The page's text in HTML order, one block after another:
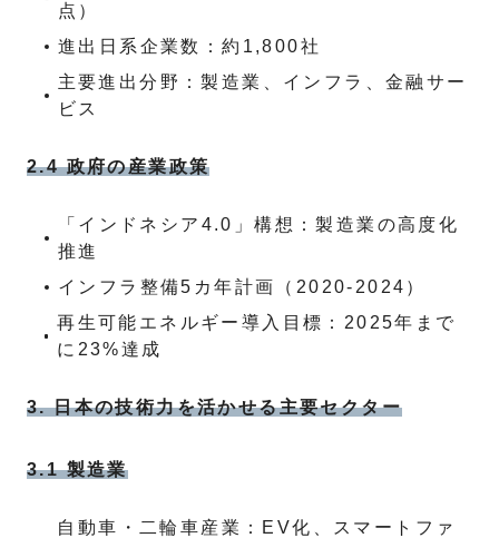
点）
進出日系企業数：約1,800社
主要進出分野：製造業、インフラ、金融サー
ビス
2.4 政府の産業政策
「インドネシア4.0」構想：製造業の高度化
推進
インフラ整備5カ年計画（2020-2024）
再生可能エネルギー導入目標：2025年まで
に23%達成
3. 日本の技術力を活かせる主要セクター
3.1 製造業
自動車・二輪車産業：EV化、スマートファ